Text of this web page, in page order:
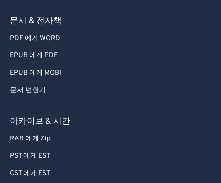
문서 & 전자책
PDF 에게 WORD
EPUB 에게 PDF
EPUB 에게 MOBI
문서 변환기
아카이브 & 시간
RAR 에게 Zip
PST 에게 EST
CST 에게 EST